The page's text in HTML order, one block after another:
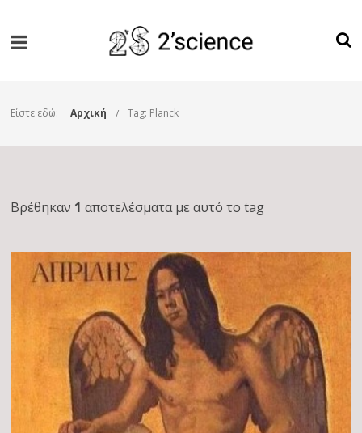
Είστε εδώ: Αρχική Tag: Planck
Βρέθηκαν 1 αποτελέσματα με αυτό το tag